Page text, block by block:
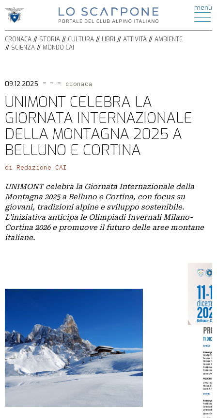
menù
HOME
CRONACA
STORIA
AMBIENTE
SCIENZA
ITINERARI
PODCAST
VIDEO
ATTIVITÀ
ESCURSIONISMO
ALPINISMO
ARRAMPICATA
SPELEOLOGIA
ALPINISMO
CIASPOLE
CASCATE
TORRENTISMO
IL
CAI
SEZIONI
GRUPPI
REGIONALI
CENTRALE
BIBLIOTECA
CINETECA
BACHECA
CRONACA STORIA CULTURA LIBRI ATTIVITÀ
AMBIENTE
SCIENZA
MONDO CAI
09.12.2025 - - - cronaca
UNIMONT CELEBRA LA
GIORNATA INTERNAZIONALE
DELLA MONTAGNA 2025 A
BELLUNO E CORTINA
di Redazione CAI
UNIMONT celebra la Giornata Internazionale della
Montagna 2025 a Belluno e Cortina, con focus su
giovani, tradizioni alpine e sviluppo sostenibile.
L’iniziativa anticipa le Olimpiadi Invernali Milano-
Cortina 2026 e promuove il futuro delle aree montane
italiane.